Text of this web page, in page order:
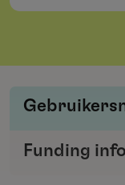
verstrekker met
Funding